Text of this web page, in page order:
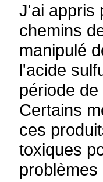
J'ai appris
chemins
manipulé
l'acide
période
Certains
ces
toxiques